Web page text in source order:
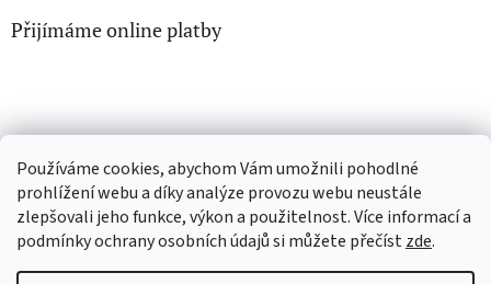
Používáme cookies, abychom Vám umožnili pohodlné
prohlížení webu a díky analýze provozu webu neustále
zlepšovali jeho funkce, výkon a použitelnost. Více informací a
podmínky ochrany osobních údajů si můžete přečístzde.
Přijímáme online platby
CD-hudba.cz EN-filmy.cz